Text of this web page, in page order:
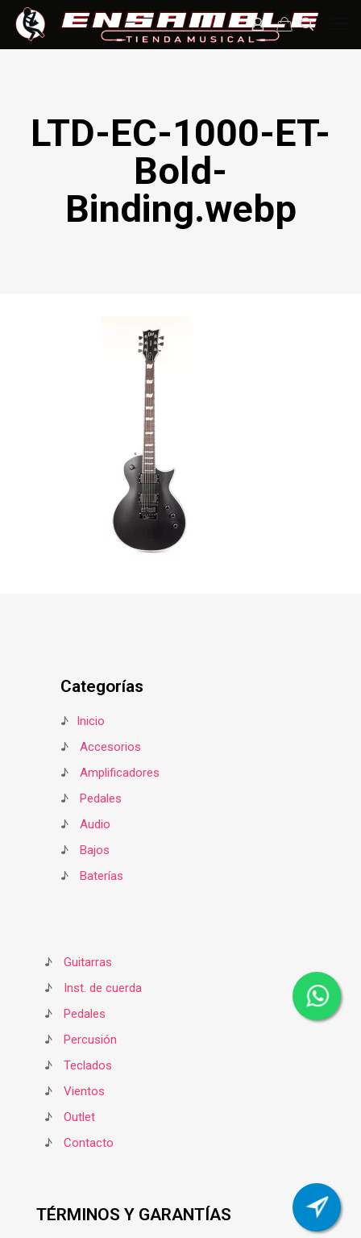
LTD-EC-1000-ET-
Bold-
Binding.webp
Categorías
♪
Inicio
♪
Accesorios
♪
Amplificadores
♪
Pedales
♪
Audio
♪
Bajos
♪
Baterías
♪
Guitarras
♪
Inst. de cuerda
♪
Pedales
♪
Percusión
♪
Teclados
♪
Vientos
♪
Outlet
♪
Contacto
TÉRMINOS Y GARANTÍAS